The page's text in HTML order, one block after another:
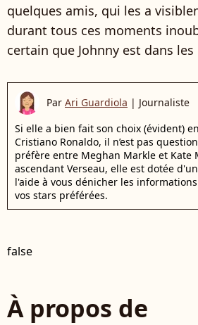
quelques amis, qui les a
durant tous ces moments
certain que Johnny est dans
Par Ari Guardiola | Journaliste
Si elle a bien fait son choix (évident)
Cristiano Ronaldo, il n’est pas
préfère entre Meghan Markle et Kate
ascendant Verseau, elle est dotée
l'aide à vous dénicher les
vos stars préférées.
false
À propos de